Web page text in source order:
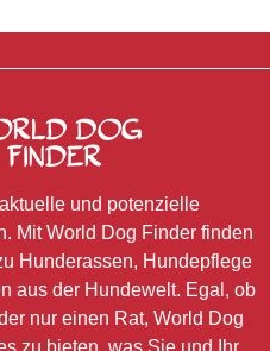
und potenzielle
Mit World Dog Finder finden
Hunderassen, Hundepflege
aus der Hundewelt. Egal, ob
nur einen Rat, World Dog
zu bieten, was Sie und Ihr